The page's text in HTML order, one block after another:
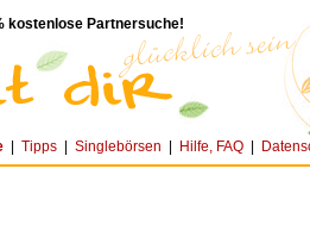
kostenlose Partnersuche!
Tipps Singlebörsen Hilfe, FAQ